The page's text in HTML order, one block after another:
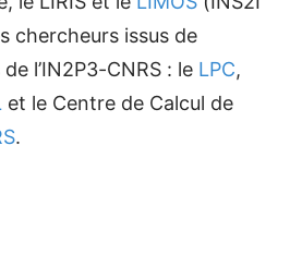
chercheurs issus de
l’IN2P3-CNRS : le LPC,
et le Centre de Calcul de
.